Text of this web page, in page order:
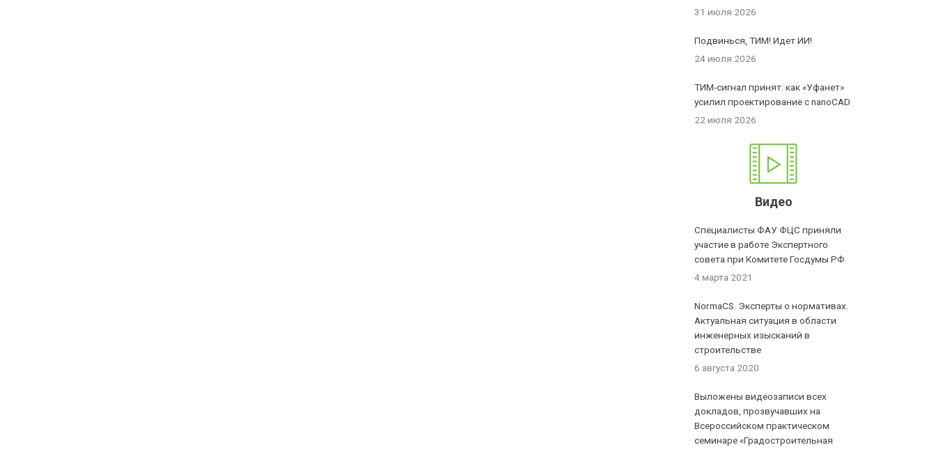
31 июля 2026
Подвинься, ТИМ! Идет ИИ!
24 июля 2026
ТИМ-сигнал принят: как «Уфанет»
усилил проектирование с nanoCAD
22 июля 2026
Видео
Специалисты ФАУ ФЦС приняли
участие в работе Экспертного
совета при Комитете Госдумы РФ
4 марта 2021
NormaCS. Эксперты о нормативах.
Актуальная ситуация в области
инженерных изысканий в
строительстве
6 августа 2020
Выложены видеозаписи всех
докладов, прозвучавших на
Всероссийском практическом
семинаре «Градостроительная